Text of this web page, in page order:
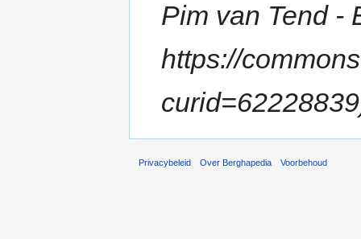
Pim van Tend -
https://
Privacybeleid Over Berghapedia Voorbehoud